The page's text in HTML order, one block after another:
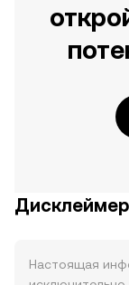
Дисклеймер
Настоящая